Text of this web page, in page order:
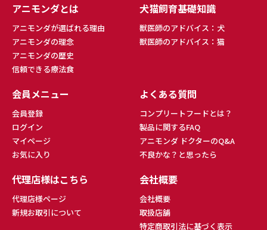
アニモンダとは
アニモンダが選ばれる理由
アニモンダの理念
アニモンダの歴史
信頼できる療法食
犬猫飼育基礎知識
獣医師のアドバイス：犬
獣医師のアドバイス：猫
会員メニュー
会員登録
ログイン
マイページ
お気に入り
よくある質問
コンプリートフードとは？
製品に関するFAQ
アニモンダ ドクターのQ&A
不良かな？と思ったら
代理店様はこちら
代理店様ページ
新規お取引について
会社概要
会社概要
取扱店舗
特定商取引法に基づく表示